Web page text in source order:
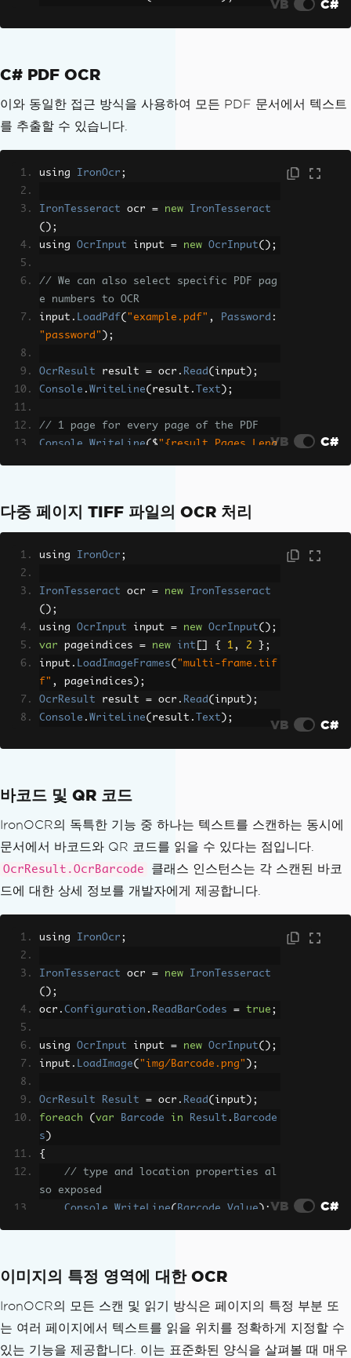
VB C#
C# PDF OCR
이와 동일한 접근 방식을 사용하여 모든 PDF 문서에서 텍스트
를 추출할 수 있습니다.
using IronOcr ;
IronTesseract ocr = new
IronTesseract
();
using OcrInput input = new OcrInput();
// We can also select specific PDF pag
e numbers to OCR
input . LoadPdf( "example.pdf" , Password :
"password" );
OcrResult result = ocr . Read ( input );
Console . WriteLine( result . Text );
// 1 page for every page of the PDF
Console
WriteLine( $ "{result.Pages.LengVB C#
다중 페이지 TIFF 파일의 OCR 처리
using IronOcr ;
IronTesseract ocr = new
IronTesseract
();
using OcrInput input = new OcrInput();
var pageindices = new int { 1, 2
};
input . LoadImageFrames( "multi-frame.tif
f" , pageindices );
OcrResult result = ocr . Read ( input );
Console . WriteLine( result . Text ); VB C#
바코드 및 QR 코드
IronOCR의 독특한 기능 중 하나는 텍스트를 스캔하는 동시에
문서에서 바코드와 QR 코드를 읽을 수 있다는 점입니다.
OcrResult.OcrBarcode
클래스 인스턴스는 각 스캔된 바코
드에 대한 상세 정보를 개발자에게 제공합니다.
using IronOcr ;
IronTesseract ocr = new
IronTesseract
();
ocr . Configuration . ReadBarCodes = true ;
using OcrInput input = new OcrInput();
input . LoadImage( "img/Barcode.png" );
OcrResult Result = ocr . Read ( input );
foreach
( var Barcode in Result . Barcode
s )
{
// type and location properties al
so exposed
Console
WriteLine( Barcode Value );VB C#
이미지의 특정 영역에 대한 OCR
IronOCR의 모든 스캔 및 읽기 방식은 페이지의 특정 부분 또
는 여러 페이지에서 텍스트를 읽을 위치를 정확하게 지정할 수
있는 기능을 제공합니다. 이는 표준화된 양식을 살펴볼 때 매우